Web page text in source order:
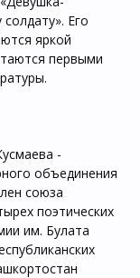
Его
яркой
первыми
-
объединения
союза
поэтических
им. Булата